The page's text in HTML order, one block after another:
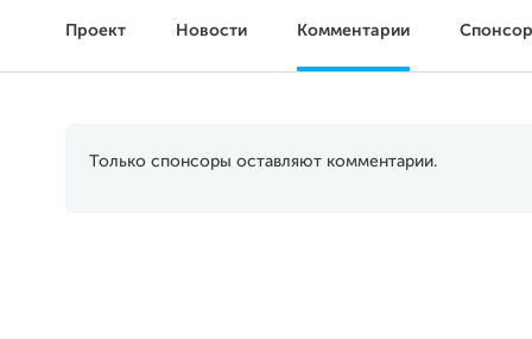
Проект Новости Комментарии
Только спонсоры оставляют комментарии.